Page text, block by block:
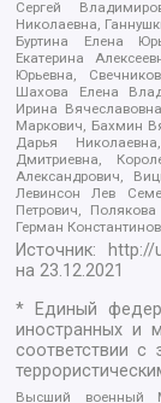
Сергей
Николаевна,
Буртина Елена
Екатерина
Юрьевна,
Шахова Елена
Ирина
Маркович, Бахмин
Дарья
Дмитриевна,
Александрович,
Левинсон Лев
Петрович,
Герман
Источник: http://
на23.12.2021
* Единый
иностранных и
соответствии с
Высший военный